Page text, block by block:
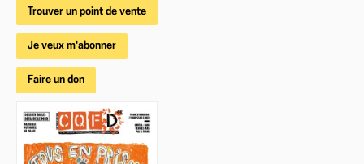
Trouver un point de vente
Je veux m'abonner
Faire un don